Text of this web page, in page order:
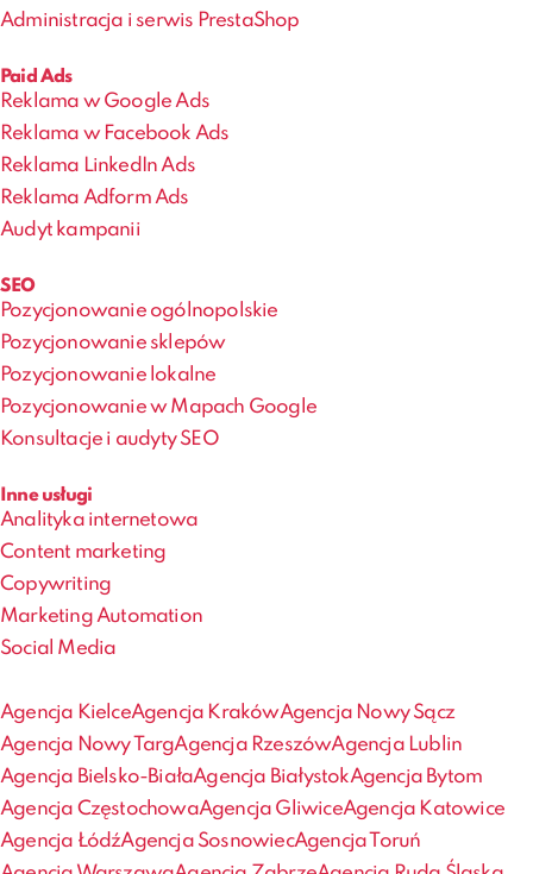
Administracja i serwis PrestaShop
Paid Ads
Reklama w Google Ads
Reklama w Facebook Ads
Reklama LinkedIn Ads
Reklama Adform Ads
Audyt kampanii
SEO
Pozycjonowanie ogólnopolskie
Pozycjonowanie sklepów
Pozycjonowanie lokalne
Pozycjonowanie w Mapach Google
Konsultacje i audyty SEO
Inne usługi
Analityka internetowa
Content marketing
Copywriting
Marketing Automation
Social Media
Agencja KielceAgencja KrakówAgencja Nowy Sącz
Agencja Nowy TargAgencja RzeszówAgencja Lublin
Agencja Bielsko-BiałaAgencja BiałystokAgencja Bytom
Agencja CzęstochowaAgencja GliwiceAgencja Katowice
Agencja ŁódźAgencja SosnowiecAgencja Toruń